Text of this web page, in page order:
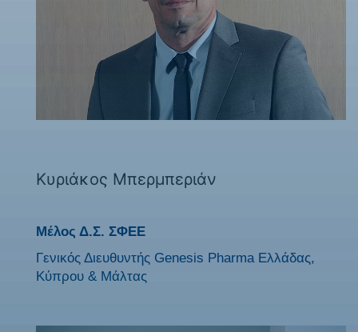
Κυριάκος Μπερμπεριάν
Μέλος Δ.Σ. ΣΦΕΕ
Γενικός Διευθυντής Genesis Pharma Ελλάδας,
Κύπρου & Μάλτας